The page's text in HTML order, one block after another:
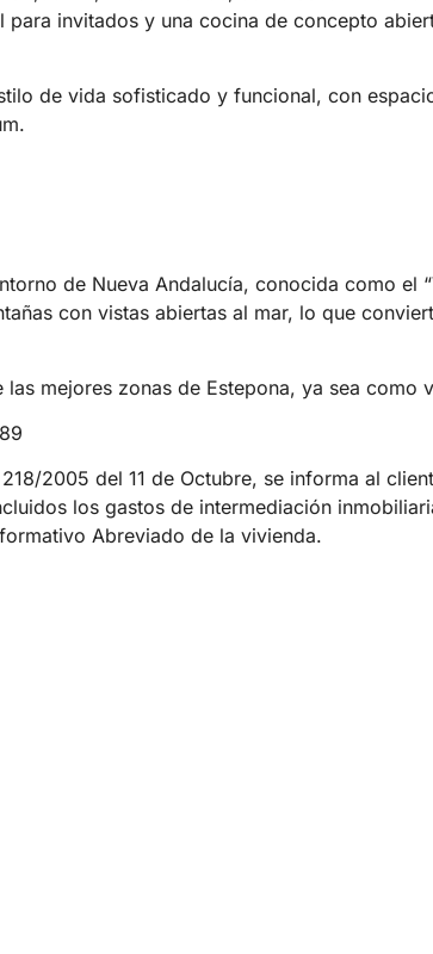
invitados y una cocina de concepto
de vida sofisticado y funcional, con
de Nueva Andalucía, conocida como el
con vistas abiertas al mar, lo que
mejores zonas de Estepona, ya sea
2005 del 11 de Octubre, se informa al
los gastos de intermediación
Abreviado de la vivienda.